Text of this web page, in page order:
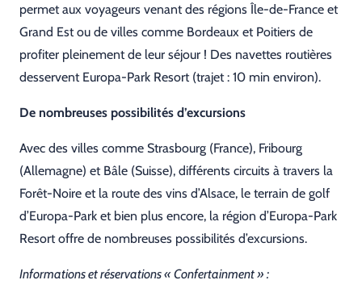
permet aux voyageurs venant des régions Île-de-France et
Grand Est ou de villes comme Bordeaux et Poitiers de
profiter pleinement de leur séjour ! Des navettes routières
desservent Europa-Park Resort (trajet : 10 min environ).
De nombreuses possibilités d’excursions
Avec des villes comme Strasbourg (France), Fribourg
(Allemagne) et Bâle (Suisse), différents circuits à travers la
Forêt-Noire et la route des vins d’Alsace, le terrain de golf
d’Europa-Park et bien plus encore, la région d’Europa-Park
Resort offre de nombreuses possibilités d’excursions.
Informations et réservations « Confertainment » :